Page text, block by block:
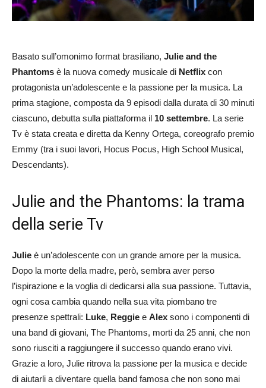
Basato sull’omonimo format brasiliano, Julie and the
Phantoms è la nuova comedy musicale di Netflix con
protagonista un’adolescente e la passione per la musica. La
prima stagione, composta da 9 episodi dalla durata di 30 minuti
ciascuno, debutta sulla piattaforma il 10 settembre. La serie
Tv è stata creata e diretta da Kenny Ortega, coreografo premio
Emmy (tra i suoi lavori, Hocus Pocus, High School Musical,
Descendants).
Julie and the Phantoms: la trama
della serie Tv
Julie è un’adolescente con un grande amore per la musica.
Dopo la morte della madre, però, sembra aver perso
l’ispirazione e la voglia di dedicarsi alla sua passione. Tuttavia,
ogni cosa cambia quando nella sua vita piombano tre
presenze spettrali: Luke, Reggie e Alex sono i componenti di
una band di giovani, The Phantoms, morti da 25 anni, che non
sono riusciti a raggiungere il successo quando erano vivi.
Grazie a loro, Julie ritrova la passione per la musica e decide
di aiutarli a diventare quella band famosa che non sono mai